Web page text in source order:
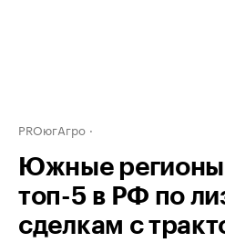
PROюгАгро
Южные регионы
топ-5 в РФ по
сделкам с